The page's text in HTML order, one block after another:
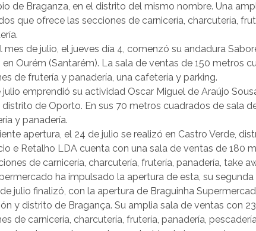
de Braganza, en el distrito del mismo nombre. Una
que ofrece las secciones de carnicería, charcutería,
mes de julio, el jueves día 4, comenzó su andadura
Ourém (Santarém). La sala de ventas de 150 metros
de frutería y panadería, una cafetería y parking.
julio emprendió su actividad Oscar Miguel de Araújo
distrito de Oporto. En sus 70 metros cuadrados de sala
y panadería.
apertura, el 24 de julio se realizó en Castro Verde,
e Retalho LDA cuenta con una sala de ventas de 180
de carnicería, charcutería, frutería, panadería, take
ha impulsado la apertura de esta, su segunda
julio finalizó, con la apertura de Braguinha
y distrito de Bragança. Su amplia sala de ventas con
de carnicería, charcutería, frutería, panadería,